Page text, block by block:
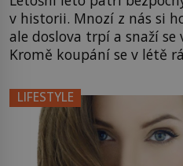
v historii. Mnozí z nás si
ale doslova trpí a snaží se
Kromě koupání se v létě
Ne o všech zmrzlinách se
z kvalitních surovin. Jak
svým složením […]
LIFESTYLE